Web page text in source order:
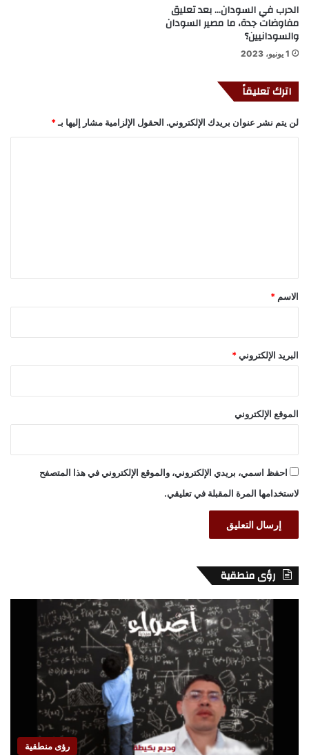
الحرب في السودان… بعد تعليق
مفاوضات جدة، ما مصير السودان
والسودانيين؟
1 يونيو، 2023
اترك تعليقاً
لن يتم نشر عنوان بريدك الإلكتروني. الحقول الإلزامية مشار إليها بـ *
*
الاسم *
البريد الإلكتروني *
الموقع الإلكتروني
احفظ اسمي، بريدي الإلكتروني، والموقع الإلكتروني في هذا المتصفح
لاستخدامها المرة المقبلة في تعليقي.
رؤى منطقية
رؤى منطقية